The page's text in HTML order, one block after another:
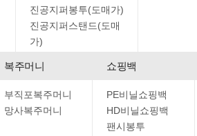
진공지퍼봉투(도매가)
진공지퍼스탠드(도매
가)
복주머니 쇼핑백
부직포복주머니
망사복주머니
PE비닐쇼핑백
HD비닐쇼핑백
팬시봉투